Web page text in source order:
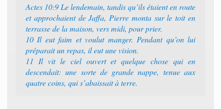
Actes 10:9 Le lendemain, tandis qu’ils étaient en route
et approchaient de Jaffa, Pierre monta sur le toit en
terrasse de la maison, vers midi, pour prier.
10 Il eut faim et voulut manger. Pendant qu’on lui
préparait un repas, il eut une vision.
11 Il vit le ciel ouvert et quelque chose qui en
descendait: une sorte de grande nappe, tenue aux
quatre coins, qui s’abaissait à terre.